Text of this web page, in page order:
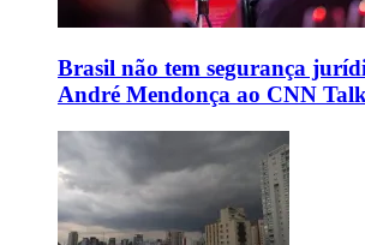
Brasil não tem segurança
André Mendonça ao CNN